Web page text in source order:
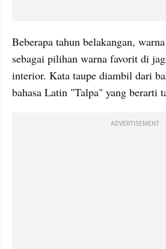
Beberapa tahun belakangan,
sebagai pilihan warna favorit di
interior. Kata taupe diambil dari
bahasa Latin "Talpa" yang berarti
ADVERTISEMENT